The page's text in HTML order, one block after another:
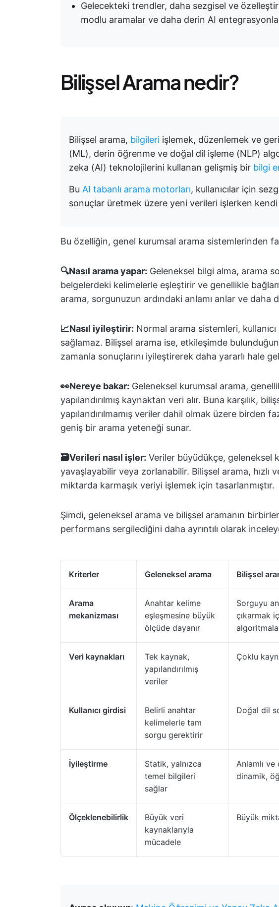
Gelecekteki trendler, daha sezgisel ve
modlu aramalar ve daha derin AI
Bilişsel Arama nedir?
Bilişsel arama, bilgileri işlemek, düzenlemek ve
(ML), derin öğrenme ve doğal dil işleme (NLP)
zeka (AI) teknolojilerini kullanan gelişmiş bir bilgi
Bu AI tabanlı arama motorları, kullanıcılar için
sonuçlar üretmek üzere yeni verileri işlerken
Bu özelliğin, genel kurumsal arama sistemlerinden
🔍Nasıl arama yapar: Geleneksel bilgi alma, arama
belgelerdeki kelimelerle eşleştirir ve genellikle
arama, sorgunuzun ardındaki anlamı anlar ve daha
📈Nasıl iyileştirir: Normal arama sistemleri,
sağlamaz. Bilişsel arama ise, etkileşimde
zamanla sonuçlarını iyileştirerek daha yararlı hale
👀Nereye bakar: Geleneksel kurumsal arama,
yapılandırılmış kaynaktan veri alır. Buna karşılık,
yapılandırılmamış veriler dahil olmak üzere birden
geniş bir arama yeteneği sunar.
🗃️Verileri nasıl işler: Veriler büyüdükçe, geleneksel
yavaşlayabilir veya zorlanabilir. Bilişsel arama, hızlı
miktarda karmaşık veriyi işlemek için tasarlanmıştır.
Şimdi, geleneksel arama ve bilişsel aramanın
performans sergilediğini daha ayrıntılı olarak
Kriterler Geleneksel arama Bilişsel
Arama
mekanizması
Anahtar kelime
eşleşmesine büyük
ölçüde dayanır
Sorguyu
çıkarmak
Veri kaynakları
Tek kaynak,
yapılandırılmış
veriler
Çoklu
Kullanıcı girdisi
Belirli anahtar
kelimelerle tam
sorgu gerektirir
Doğal dil
İyileştirme
Statik, yalnızca
temel bilgileri
sağlar
Anlamlı
dinamik,
Ölçeklenebilirlik
Büyük veri
kaynaklarıyla
mücadele
Büyük